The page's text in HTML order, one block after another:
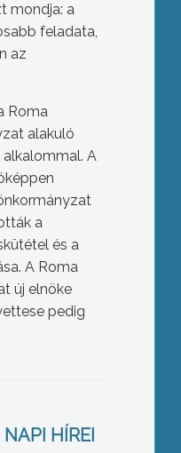
mondja: a
feladata,
az
Roma
alakuló
alkalommal. A
a
és a
A Roma
új elnöke
pedig
HÍREI
példa